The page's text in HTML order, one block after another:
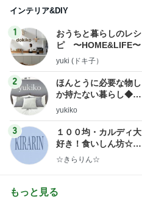
インテリア&DIY
1
おうちと暮らしのレシ
ピ 〜HOME&LIFE〜
yuki (ドキ子）
2
ほんとうに必要な物し
か持たない暮らし◆Ke
ep Life Simple◆〜イ
yukiko
3
１００均・カルディ大
好き！食いしん坊☆き
らりん☆のブログ
☆きらりん☆
もっと見る